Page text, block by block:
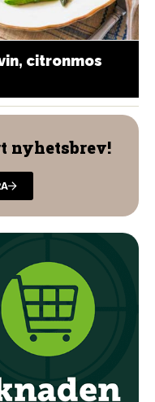
citronmos
nyhetsbrev!